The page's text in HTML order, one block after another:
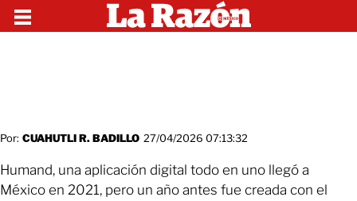
Por: CUAHUTLI R. BADILLO 27/04/2026 07:13:32
Humand, una aplicación digital todo en uno llegó a
México en 2021, pero un año antes fue creada con el